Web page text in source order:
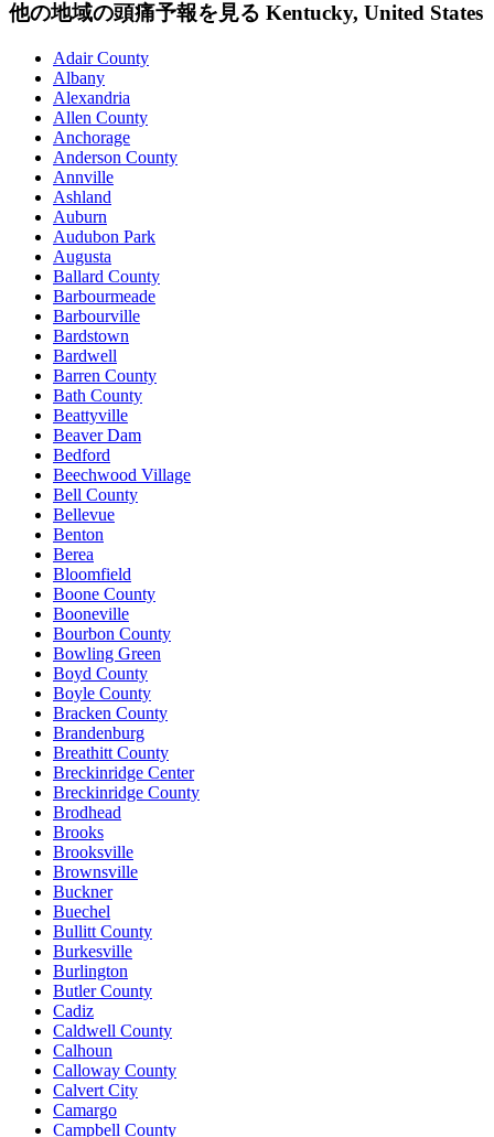
他の地域の頭痛予報を見る Kentucky, United States
Adair County
Albany
Alexandria
Allen County
Anchorage
Anderson County
Annville
Ashland
Auburn
Audubon Park
Augusta
Ballard County
Barbourmeade
Barbourville
Bardstown
Bardwell
Barren County
Bath County
Beattyville
Beaver Dam
Bedford
Beechwood Village
Bell County
Bellevue
Benton
Berea
Bloomfield
Boone County
Booneville
Bourbon County
Bowling Green
Boyd County
Boyle County
Bracken County
Brandenburg
Breathitt County
Breckinridge Center
Breckinridge County
Brodhead
Brooks
Brooksville
Brownsville
Buckner
Buechel
Bullitt County
Burkesville
Burlington
Butler County
Cadiz
Caldwell County
Calhoun
Calloway County
Calvert City
Camargo
Campbell County